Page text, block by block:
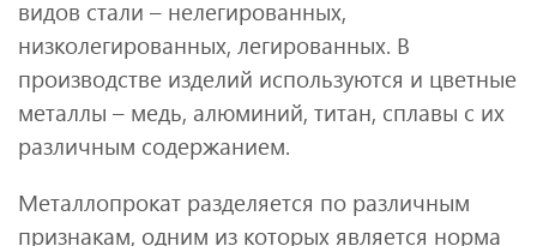
видов стали – нелегированных,
низколегированных, легированных. В
производстве изделий используются и цветные
металлы – медь, алюминий, титан, сплавы с их
различным содержанием.
Металлопрокат разделяется по различным
признакам, одним из которых является норма